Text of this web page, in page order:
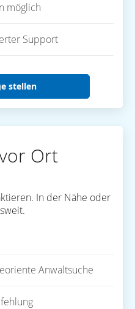
möglich
Support
stellen
Ort
In der Nähe oder
Anwaltsuche